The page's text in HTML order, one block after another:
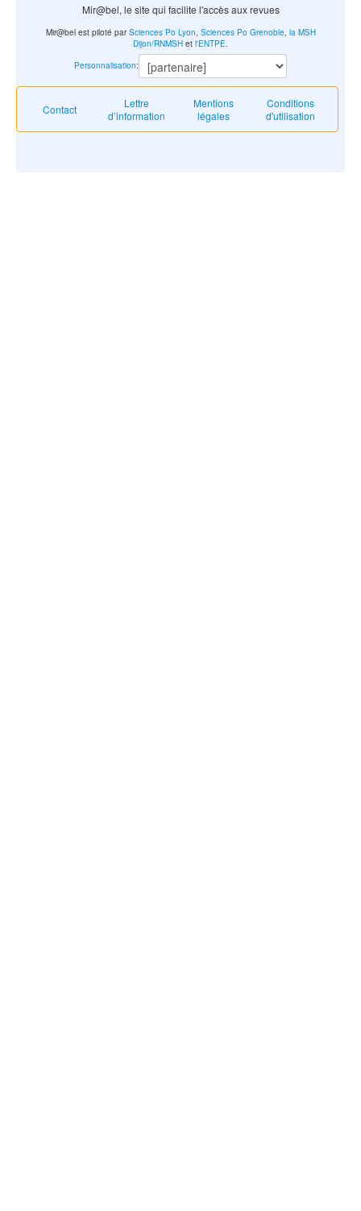
Mir@bel, le site qui facilite l'accès aux revues
Contact
Lettre
d’information
Mentions
légales
Conditions
d'utilisation
Mir@bel est piloté parSciences Po Lyon, Sciences Po Grenoble, la MSH
Dijon/RNMSH et l'ENTPE.
Personnalisation: